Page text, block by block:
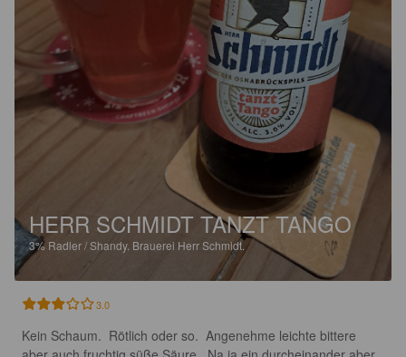
HERR SCHMIDT TANZT TANGO
3% Radler / Shandy. Brauerei Herr Schmidt.
3.0
Kein Schaum.  Rötlich oder so.  Angenehme leichte bittere